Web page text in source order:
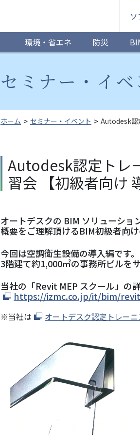
環境・省エネ 防災
セミナー・イベ
ホーム セミナー・イベント Autodesk認
Autodesk認定トレ
習会 【初級者向け
オートデスクの BIM ソリューショ
概要をご理解頂けるBIM初級者向
今回は空調衛生設備の導入編です。
3階建て約1,000㎡の事務所ビルを
当社の「Revit MEP スクール」の
https://izmc.co.jp/it/bim/
※当社は オートデスク認定トレー